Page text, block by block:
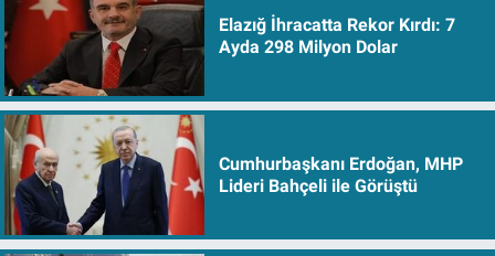
Elazığ İhracatta Rekor Kırdı: 7
Ayda 298 Milyon Dolar
Cumhurbaşkanı Erdoğan, MHP
Lideri Bahçeli ile Görüştü